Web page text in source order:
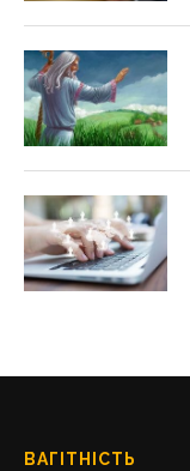
ВАГІТНІСТЬ